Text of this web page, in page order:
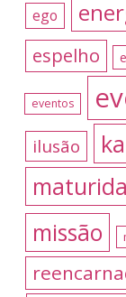
ego
espelho
eventos
ilusão
missão